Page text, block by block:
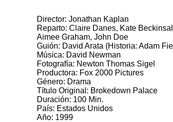
Director: Jonathan Kaplan
Reparto: Claire Danes, Kate
Aimee Graham, John Doe
Guión: David Arata (Historia: Adam
Música: David Newman
Fotografía: Newton Thomas Sigel
Productora: Fox 2000 Pictures
Género: Drama
Título Original: Brokedown Palace
Duración: 100 Min.
País: Estados Unidos
Año: 1999